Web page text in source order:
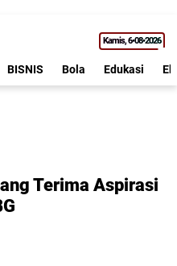
Kamis 6•08•2026
BISNIS Bola Edukasi
Terima Aspirasi